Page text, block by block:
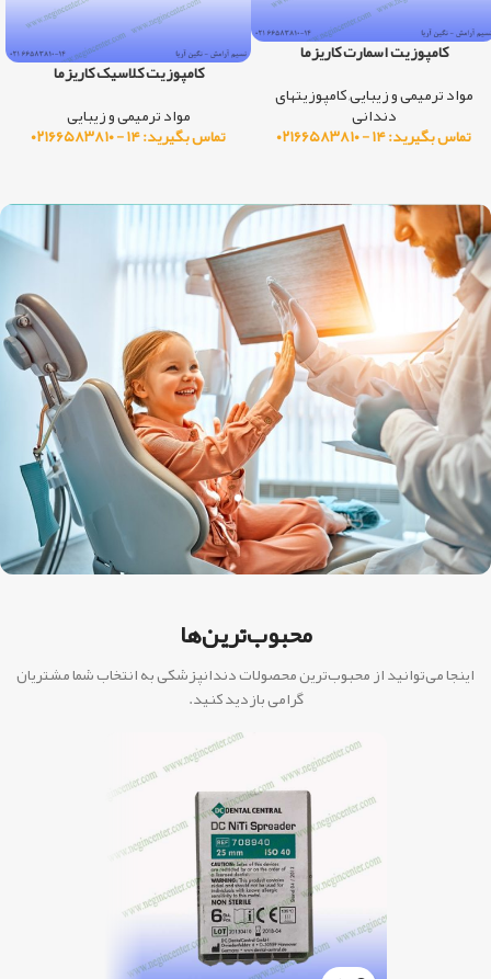
کامپوزیت اسمارت کاریزما
مواد ترمیمی و زیبایی,کامپوزیتهای
دندانی
تماس بگیرید: ۱۴ - ۰۲۱۶۶۵۸۳۸۱۰
کامپوزیت کلاسیک کاریزما
مواد ترمیمی و زیبایی
تماس بگیرید: ۱۴ - ۰۲۱۶۶۵۸۳۸۱۰
محبوب‌ترین‌ها
اینجا می‌توانید از محبوب‌ترین محصولات دندانپزشکی به انتخاب شما مشتریان
گرامی بازدید کنید.